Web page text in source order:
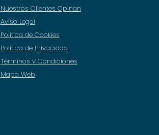
Nuestros Clientes Opinan
Aviso Legal
Política de Cookies
Política de Privacidad
Términos y Condiciones
Mapa Web